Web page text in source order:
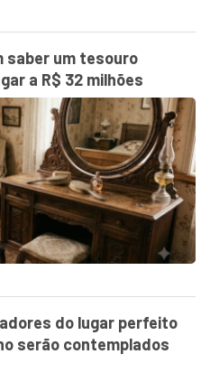
saber um tesouro
a R$ 32 milhões
do lugar perfeito
serão contemplados